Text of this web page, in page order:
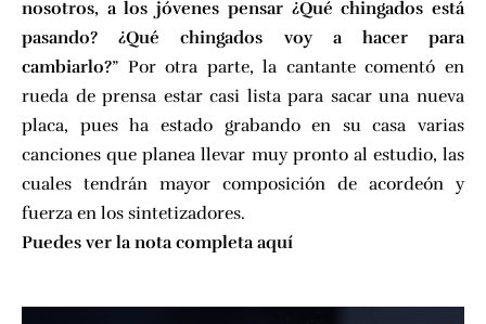
nosotros, a los jóvenes pensar ¿Qué chingados está
pasando? ¿Qué chingados voy a hacer para
cambiarlo?” Por otra parte, la cantante comentó en
rueda de prensa estar casi lista para sacar una nueva
placa, pues ha estado grabando en su casa varias
canciones que planea llevar muy pronto al estudio, las
cuales tendrán mayor composición de acordeón y
fuerza en los sintetizadores.
Puedes ver la nota completa aquí